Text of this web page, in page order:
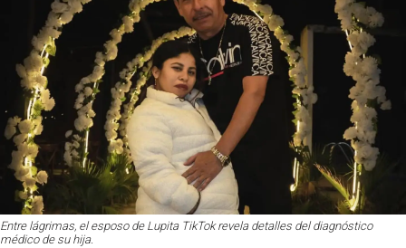
Entre lágrimas, el esposo de Lupita TikTok revela detalles del diagnóstico
médico de su hija.